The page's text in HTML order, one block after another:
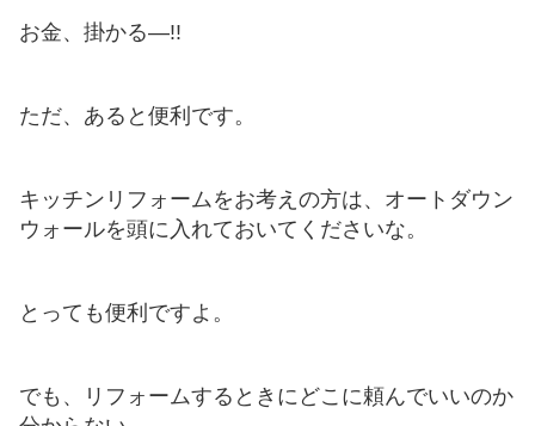
お金、掛かる―!!
ただ、あると便利です。
キッチンリフォームをお考えの方は、オートダウン
ウォールを頭に入れておいてくださいな。
とっても便利ですよ。
でも、リフォームするときにどこに頼んでいいのか